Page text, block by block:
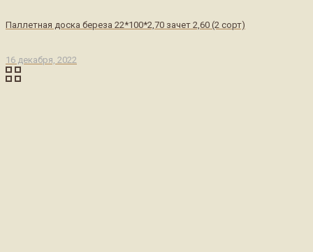
Паллетная доска береза 22*100*2,70 зачет 2,60 (2 сорт)
16 декабря, 2022